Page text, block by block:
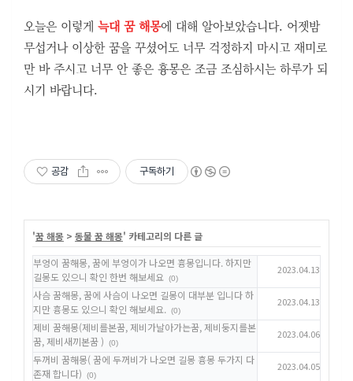
오늘은 이렇게 늑대 꿈 해몽에 대해 알아보았습니다. 어젯밤
무섭거나 이상한 꿈을 꾸셨어도 너무 걱정하지 마시고 재미로
만 바 주시고 너무 안 좋은 흉몽은 조금 조심하시는 하루가 되
시기 바랍니다.
공감 구독하기
'꿈 해몽 > 동물 꿈 해몽' 카테고리의 다른 글
부엉이 꿈해몽, 꿈에 부엉이가 나오면 흉몽입니다. 하지만
길몽도 있으니 확인 한번 해보세요
(0)
2023.04.13
사슴 꿈해몽, 꿈에 사슴이 나오면 길몽이 대부분 입니다 하
지만 흉몽도 있으니 확인 해보세요.
(0)
2023.04.13
제비 꿈해몽(제비를본꿈, 제비가날아가는꿈, 제비둥지를본
꿈, 제비새끼본꿈 )
(0)
2023.04.06
두꺼비 꿈해몽( 꿈에 두꺼비가 나오면 길몽 흉몽 두가지 다
존재 합니다)
(0)
2023.04.05